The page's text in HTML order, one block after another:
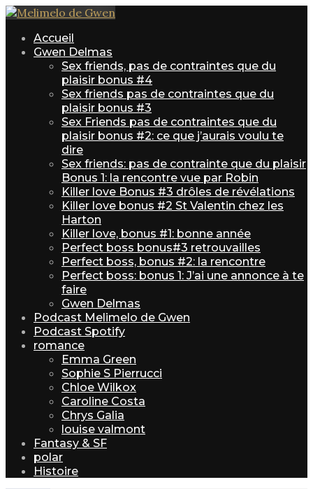
Accueil
Gwen Delmas
Sex friends, pas de contraintes que du
plaisir bonus #4
Sex friends pas de contraintes que du
plaisir bonus #3
Sex Friends pas de contraintes que du
plaisir bonus #2: ce que j’aurais voulu te
dire
Sex friends: pas de contrainte que du plaisir
Bonus 1: la rencontre vue par Robin
Killer love Bonus #3 drôles de révélations
Killer love bonus #2 St Valentin chez les
Harton
Killer love, bonus #1: bonne année
Perfect boss bonus#3 retrouvailles
Perfect boss, bonus #2: la rencontre
Perfect boss: bonus 1: J’ai une annonce à te
faire
Gwen Delmas
Podcast Melimelo de Gwen
Podcast Spotify
romance
Emma Green
Sophie S Pierrucci
Chloe Wilkox
Caroline Costa
Chrys Galia
louise valmont
Fantasy & SF
polar
Histoire